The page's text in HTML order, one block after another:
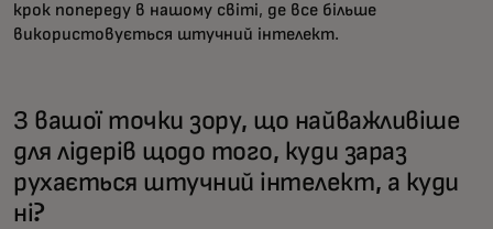
крок попереду в нашому світі, де все більше
використовується штучний інтелект.
З вашої точки зору, що найважливіше
для лідерів щодо того, куди зараз
рухається штучний інтелект, а куди
ні?